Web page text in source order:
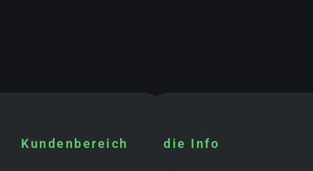
Kundenbereich die Info